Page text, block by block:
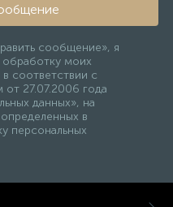
сообщение», я
моих
соответствии с
27.07.2006 года
данных», на
в
персональных